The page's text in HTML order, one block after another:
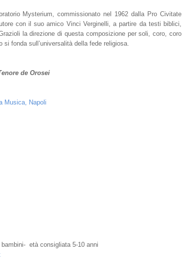
Mysterium, commissionato nel 1962 dalla Pro Civitate
con il suo amico Vinci Verginelli, a partire da testi biblici,
la direzione di questa composizione per soli, coro, coro
fonda sull’universalità della fede religiosa.
de Orosei
Musica, Napoli
età consigliata 5-10 anni